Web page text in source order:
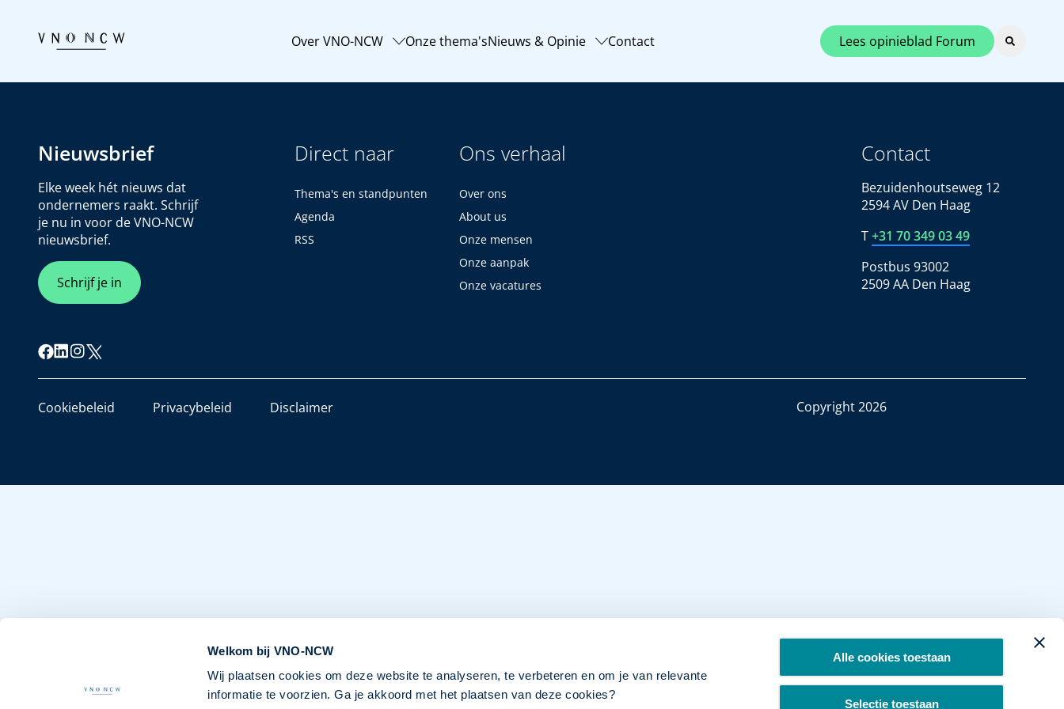
Welkom bij VNO-NCW
Wij plaatsen cookies om deze website te analyseren, te verbeteren en om je van relevante
informatie te voorzien. Ga je akkoord met het plaatsen van deze cookies?
Alle cookies toestaan
Selectie toestaan
Over VNO-NCW Onze thema'sNieuws & Opinie Contact Lees opinieblad Forum
Nieuwsbrief
Elke week hét nieuws dat
ondernemers raakt. Schrijf
je nu in voor de VNO-NCW
nieuwsbrief.
Schrijf je in
Direct naar
Thema's en standpunten
Agenda
RSS
Ons verhaal
Over ons
About us
Onze mensen
Onze aanpak
Onze vacatures
Contact
Bezuidenhoutseweg 12
2594 AV Den Haag
T+31 70 349 03 49
Postbus 93002
2509 AA Den Haag
Cookiebeleid Privacybeleid Disclaimer Copyright 2026